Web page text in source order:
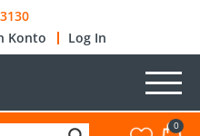
Konto Log In
0